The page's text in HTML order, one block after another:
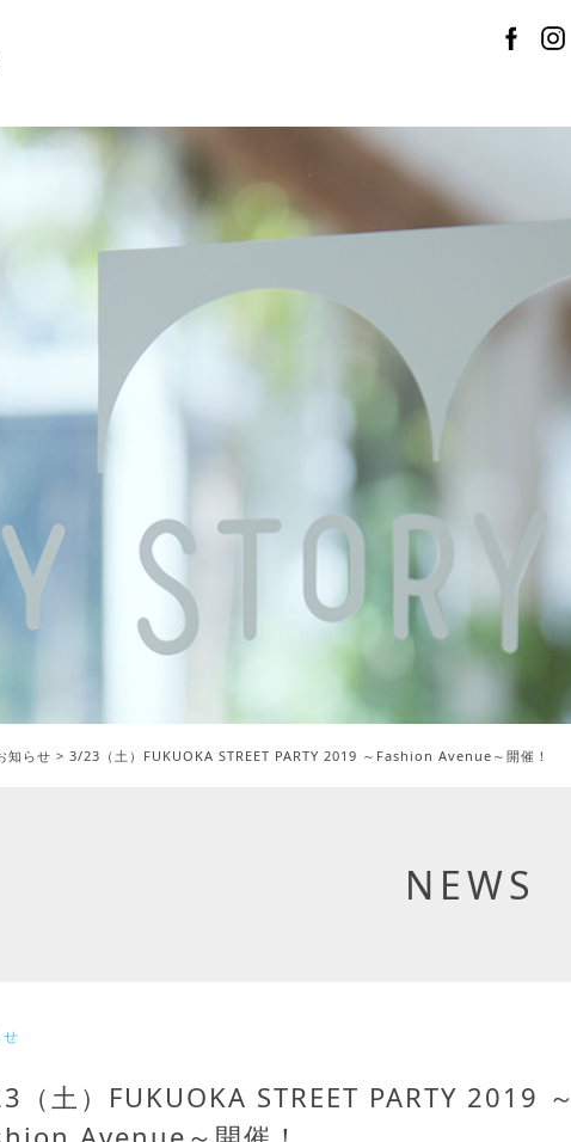
知らせ > 3/23（土）FUKUOKA STREET PARTY 2019 ～Fashion Avenue～開催！
NEWS
（土）FUKUOKA STREET PARTY 2019 ～